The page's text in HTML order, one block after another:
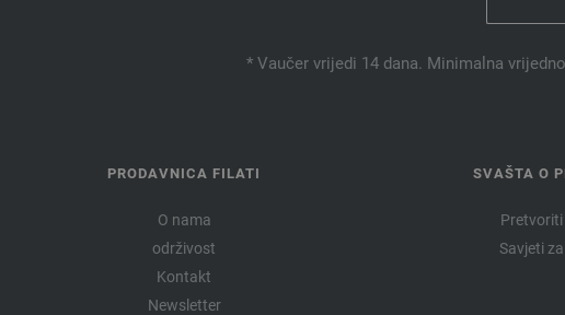
* Vaučer vrijedi 14 dana. Minimalna
PRODAVNICA FILATI
O nama
održivost
Kontakt
Newsletter
SVAŠTA O
Pretvoriti
Savjeti